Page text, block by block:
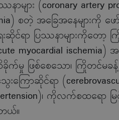
ာများ (coronary artery
စတဲ့ အခြေအနေများကို
းဆိုင်ရာ ပြဿနာများကိုတော့
myocardial
မှု ဖြစ်စေသော၊ ကြိုတင်မခ
းကြောဆိုင်ရာ
၊ ကိုလက်စထရော မြ
တယ်။